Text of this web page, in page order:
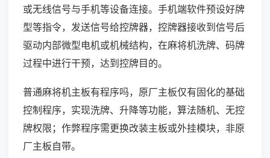
或无线信号与手机等设备连接。手机端软件预设好牌
型等指令，发送信号给控牌器，控牌器接收到信号后
驱动内部微型电机或机械结构，在麻将机洗牌、码牌
过程中进行干预，达到控牌目的。
普通麻将机主板有程序吗，原厂主板仅有固化的基础
控制程序，实现洗牌、升降等功能，算法随机、无控
牌权限；作弊程序需更换改装主板或外挂模块，非原
厂主板自带。